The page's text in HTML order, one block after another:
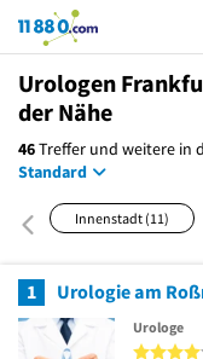
11880.com
Urologen
der Nähe
46Treffer und weitere in
Standard
Innenstadt (11)
1 Urologie am
Urologe